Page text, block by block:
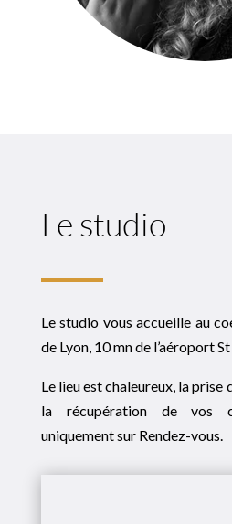
Le studio
Le studio vous accueille au
de Lyon, 10 mn de l’aéroport
Le lieu est chaleureux, la prise
la récupération de vos
uniquement sur Rendez-vous.